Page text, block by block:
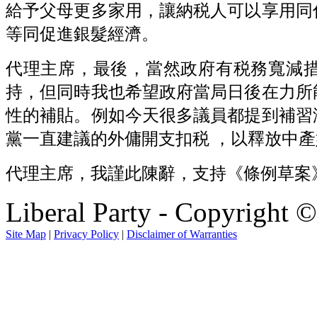
給予父母更多家用，讓納税人可以享用
等同促進銀髮經濟。
代理主席，最後，當然政府有税務寬減
持，但同時我也希望政府當局日後在力
性的補貼。例如今天很多議員都提到補
黨一直建議的外傭開支扣税 ，以釋放中
代理主席，我謹此陳辭，支持《條例草案
Liberal Party - Copyright
Site Map | Privacy Policy | Disclaimer of Warranties